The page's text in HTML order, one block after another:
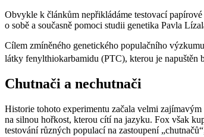
Obvykle k článkům nepřikládáme testovací
o sobě a současně pomoci studii genetika Pavla
Cílem zmíněného genetického populačního
látky fenylthiokarbamidu (PTC), kterou je napuštěn
Chutnači a nechutnači
Historie tohoto experimentu začala velmi
na silnou hořkost, kterou cítí na jazyku. Fox však
testování různých populací na zastoupení